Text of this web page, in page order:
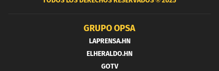
GRUPO OPSA
LAPRENSA.HN
ELHERALDO.HN
GOTV